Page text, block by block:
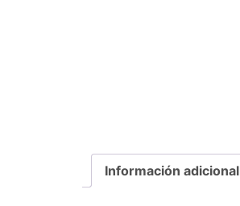
Información adicional